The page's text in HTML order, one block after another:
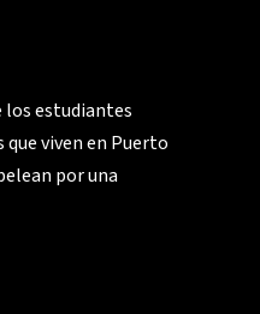
estudiantes
viven en Puerto
por una